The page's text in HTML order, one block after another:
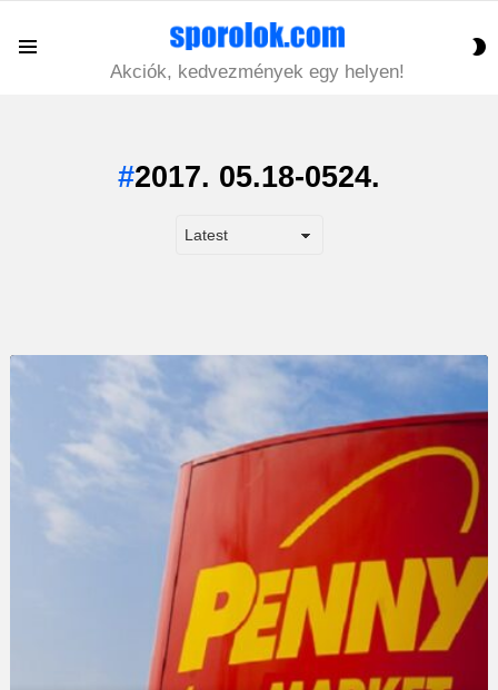
Akciók, kedvezmények egy helyen!
2017. 05.18-0524.